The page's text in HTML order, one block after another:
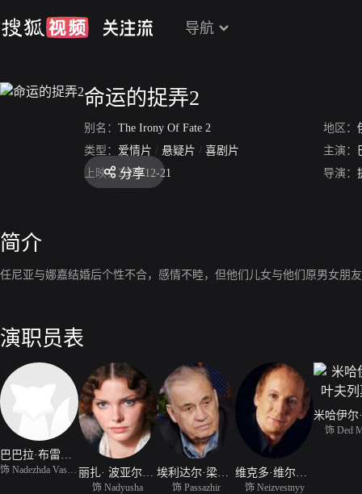
导航
命运的捉弄2
别名： The Irony Of Fate 2 地区：
类型： 爱情片 / 悬疑片 / 喜剧片 主演：
上映： 2007-12-21 导演：
分享
简介
任尼亚与娜嘉结婚后个性不合，感情不睦，但他们儿女与他们原男女朋
演职员表
巴巴拉·布雷尔斯卡
饰 Nadezhda Vasilevna
饰 Nadyusha 饰 Passazhir 饰 Neizvestnyy
饰 Ded